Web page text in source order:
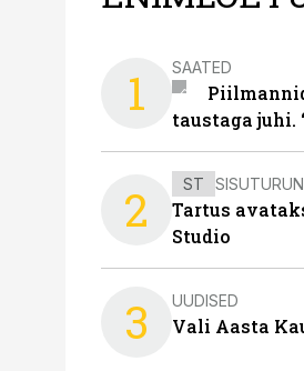
1 SAATED
taustaga juhi.
2 ST
Tartus
Studio
3 UUDISED
Vali Aasta